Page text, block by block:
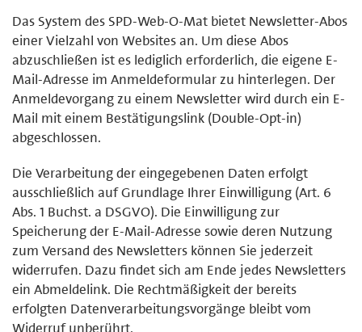
Das System des SPD-Web-O-Mat bietet Newsletter-Abos
einer Vielzahl von Websites an. Um diese Abos
abzuschließen ist es lediglich erforderlich, die eigene E-
Mail-Adresse im Anmeldeformular zu hinterlegen. Der
Anmeldevorgang zu einem Newsletter wird durch ein E-
Mail mit einem Bestätigungslink (Double-Opt-in)
abgeschlossen.
Die Verarbeitung der eingegebenen Daten erfolgt
ausschließlich auf Grundlage Ihrer Einwilligung (Art. 6
Abs. 1 Buchst. a DSGVO). Die Einwilligung zur
Speicherung der E-Mail-Adresse sowie deren Nutzung
zum Versand des Newsletters können Sie jederzeit
widerrufen. Dazu findet sich am Ende jedes Newsletters
ein Abmeldelink. Die Rechtmäßigkeit der bereits
erfolgten Datenverarbeitungsvorgänge bleibt vom
Widerruf unberührt.